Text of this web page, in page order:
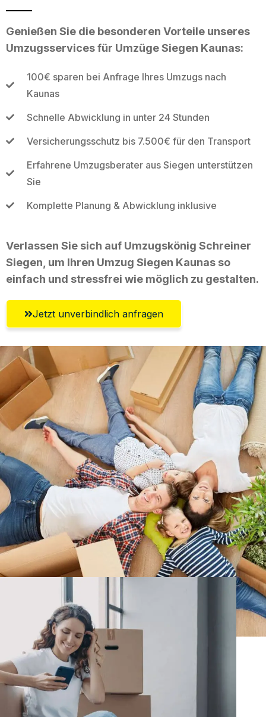
Genießen Sie die besonderen Vorteile unseres
Umzugsservices für Umzüge Siegen Kaunas:
100€ sparen bei Anfrage Ihres Umzugs nach
Kaunas
Schnelle Abwicklung in unter 24 Stunden
Versicherungsschutz bis 7.500€ für den Transport
Erfahrene Umzugsberater aus Siegen unterstützen
Sie
Komplette Planung & Abwicklung inklusive
Verlassen Sie sich auf Umzugskönig Schreiner
Siegen, um Ihren Umzug Siegen Kaunas so
einfach und stressfrei wie möglich zu gestalten.
Jetzt unverbindlich anfragen